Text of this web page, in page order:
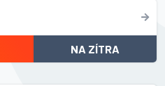
NA ZÍTRA